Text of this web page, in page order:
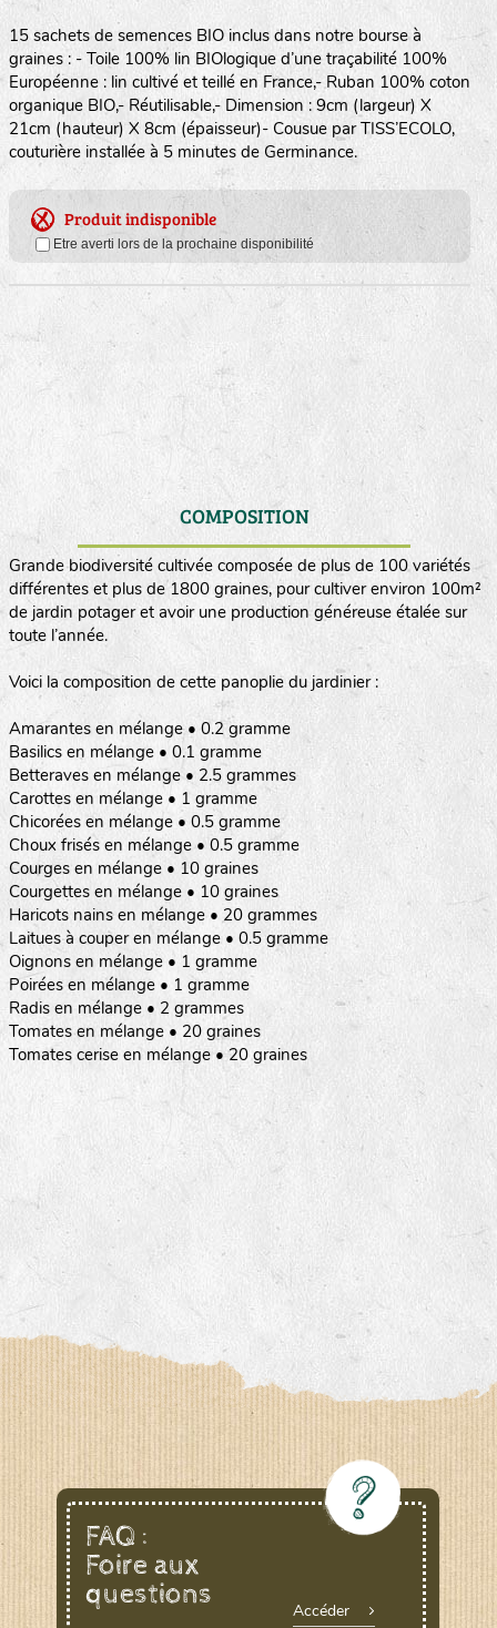
15 sachets de semences BIO inclus dans notre bourse à
graines : - Toile 100% lin BIOlogique d’une traçabilité 100%
Européenne : lin cultivé et teillé en France,- Ruban 100% coton
organique BIO,- Réutilisable,- Dimension : 9cm (largeur) X
21cm (hauteur) X 8cm (épaisseur)- Cousue par TISS’ECOLO,
couturière installée à 5 minutes de Germinance.
Produit indisponible
Etre averti lors de la prochaine disponibilité
COMPOSITION
Grande biodiversité cultivée composée de plus de 100 variétés
différentes et plus de 1800 graines, pour cultiver environ 100m²
de jardin potager et avoir une production généreuse étalée sur
toute l’année.
Voici la composition de cette panoplie du jardinier :
Amarantes en mélange • 0.2 gramme
Basilics en mélange • 0.1 gramme
Betteraves en mélange • 2.5 grammes
Carottes en mélange • 1 gramme
Chicorées en mélange • 0.5 gramme
Choux frisés en mélange • 0.5 gramme
Courges en mélange • 10 graines
Courgettes en mélange • 10 graines
Haricots nains en mélange • 20 grammes
Laitues à couper en mélange • 0.5 gramme
Oignons en mélange • 1 gramme
Poirées en mélange • 1 gramme
Radis en mélange • 2 grammes
Tomates en mélange • 20 graines
Tomates cerise en mélange • 20 graines
FAQ :
Foire aux
questions
Accéder